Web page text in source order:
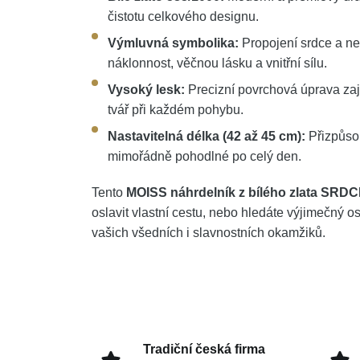
čistotu celkového designu.
Výmluvná symbolika: Propojení srdce a
náklonnost, věčnou lásku a vnitřní sílu.
Vysoký lesk: Precizní povrchová úprava
tvář při každém pohybu.
Nastavitelná délka (42 až 45 cm):
mimořádně pohodlné po celý den.
Tento MOISS náhrdelník z bílého zlata
oslavit vlastní cestu, nebo hledáte výjimečný
vašich všedních i slavnostních okamžiků.
Tradiční česká firma